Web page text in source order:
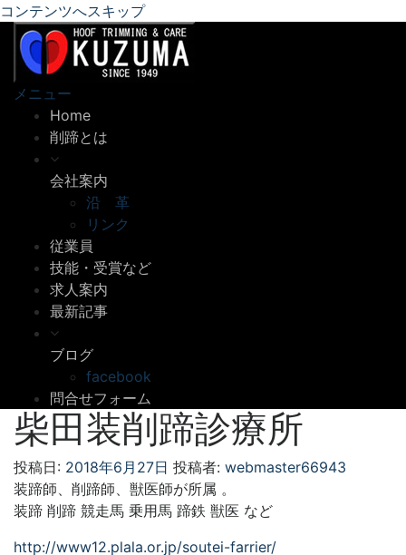
コンテンツへスキップ
メニュー
Home
削蹄とは
会社案内
沿 革
リンク
従業員
技能・受賞など
求人案内
最新記事
ブログ
facebook
問合せフォーム
柴田装削蹄診療所
投稿日: 2018年6月27日 投稿者: webmaster66943
装蹄師、削蹄師、獣医師が所属 。
装蹄 削蹄 競走馬 乗用馬 蹄鉄 獣医 など
http://www12.plala.or.jp/soutei-farrier/